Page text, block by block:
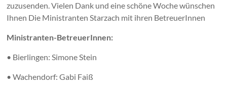
zuzusenden. Vielen Dank und eine schöne Woche wünschen
Ihnen Die Ministranten Starzach mit ihren BetreuerInnen
Ministranten-BetreuerInnen:
• Bierlingen: Simone Stein
• Wachendorf: Gabi Faiß